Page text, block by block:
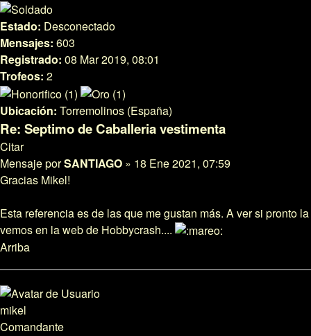
Estado: Desconectado
Mensajes: 603
Registrado: 08 Mar 2019, 08:01
Trofeos: 2
Ubicación: Torremolinos (España)
Re: Septimo de Caballeria vestimenta
Citar
MensajeporSANTIAGO » 18 Ene 2021, 07:59
Gracias Mikel!
Esta referencia es de las que me gustan más. A ver si pronto la
vemos en la web de Hobbycrash....
Arriba
mikel
Comandante